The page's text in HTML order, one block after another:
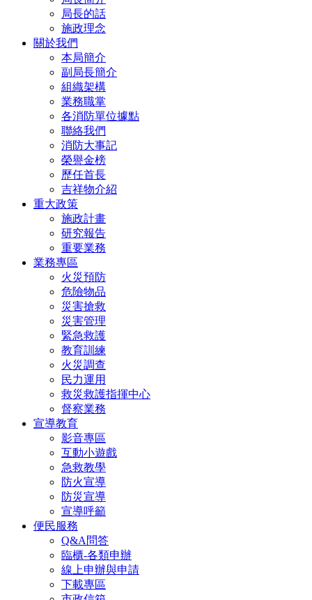
局長的話
施政理念
關於我們
本局簡介
副局長簡介
組織架構
業務職掌
各消防單位據點
聯絡我們
消防大事記
榮譽金榜
歷任首長
吉祥物介紹
重大政策
施政計畫
研究報告
重要業務
業務專區
火災預防
危險物品
災害搶救
災害管理
緊急救護
教育訓練
火災調查
民力運用
救災救護指揮中心
督察業務
宣導教育
影音專區
互動小遊戲
急救教學
防火宣導
防災宣導
宣導呼籲
便民服務
Q&A問答
臨櫃-各類申辦
線上申辦與申請
下載專區